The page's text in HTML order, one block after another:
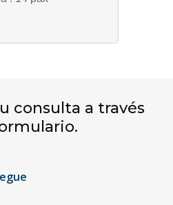
consulta a través